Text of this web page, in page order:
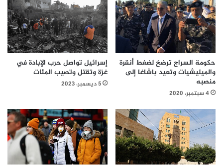
حكومة السراج ترضخ لضغط أنقرة
والميليشيات وتعيد باشاغا إلى
منصبه
4 سبتمبر، 2020
إسرائيل تواصل حرب الإبادة في
غزة وتقتل وتصيب المئات
5 ديسمبر، 2023